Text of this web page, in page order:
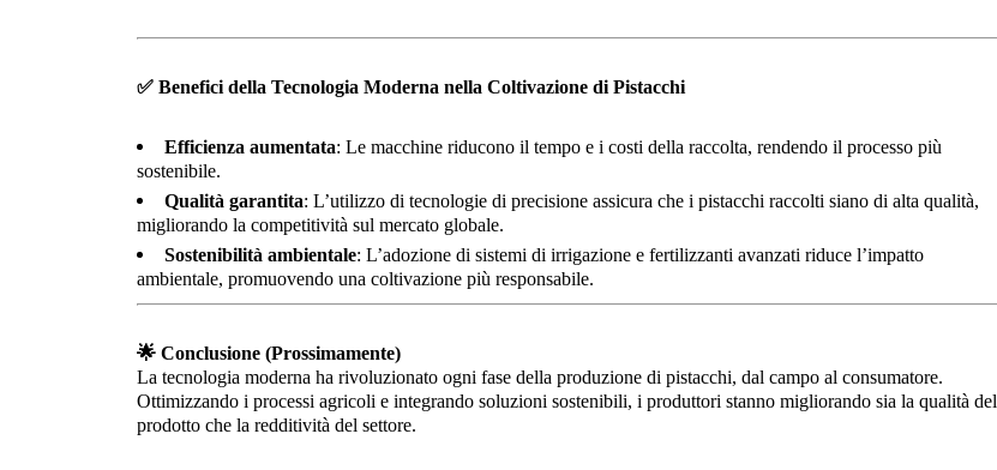
✅Benefici della Tecnologia Moderna nella Coltivazione di Pistacchi
Efficienza aumentata: Le macchine riducono il tempo e i costi della raccolta, rendendo il processo più
sostenibile.
Qualità garantita: L’utilizzo di tecnologie di precisione assicura che i pistacchi raccolti siano di alta qualità,
migliorando la competitività sul mercato globale.
Sostenibilità ambientale: L’adozione di sistemi di irrigazione e fertilizzanti avanzati riduce l’impatto
ambientale, promuovendo una coltivazione più responsabile.
🌟Conclusione (Prossimamente)
La tecnologia moderna ha rivoluzionato ogni fase della produzione di pistacchi, dal campo al consumatore.
Ottimizzando i processi agricoli e integrando soluzioni sostenibili, i produttori stanno migliorando sia la qualità del
prodotto che la redditività del settore.